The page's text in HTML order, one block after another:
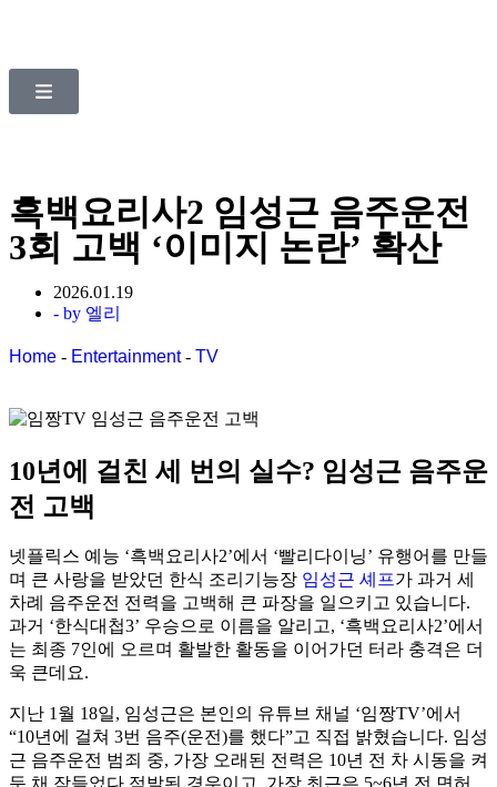
흑백요리사2 임성근 음주운전
3회 고백 ‘이미지 논란’ 확산
2026.01.19
- by 엘리
Home - Entertainment- TV
10년에 걸친 세 번의 실수? 임성근 음주운
전 고백
넷플릭스 예능 ‘흑백요리사2’에서 ‘빨리다이닝’ 유행어를 만들
며 큰 사랑을 받았던 한식 조리기능장 임성근 셰프가 과거 세
차례 음주운전 전력을 고백해 큰 파장을 일으키고 있습니다.
과거 ‘한식대첩3’ 우승으로 이름을 알리고, ‘흑백요리사2’에서
는 최종 7인에 오르며 활발한 활동을 이어가던 터라 충격은 더
욱 큰데요.
지난 1월 18일, 임성근은 본인의 유튜브 채널 ‘임짱TV’에서
“10년에 걸쳐 3번 음주(운전)를 했다”고 직접 밝혔습니다. 임성
근 음주운전 범죄 중, 가장 오래된 전력은 10년 전 차 시동을 켜